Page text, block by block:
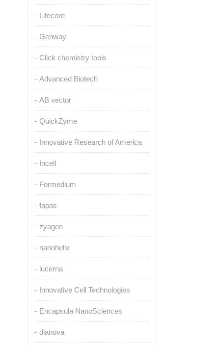
Lifecore
Genway
Click chemistry tools
Advanced Biotech
AB vector
QuickZyme
Innovative Research of America
Incell
Formedium
fapas
zyagen
nanohelix
lucerna
Innovative Cell Technologies
Encapsula NanoSciences
dianova